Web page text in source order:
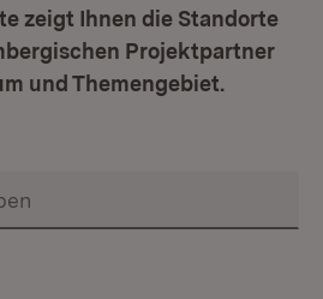
zeigt Ihnen die Standorte
Projektpartner
und Themengebiet.